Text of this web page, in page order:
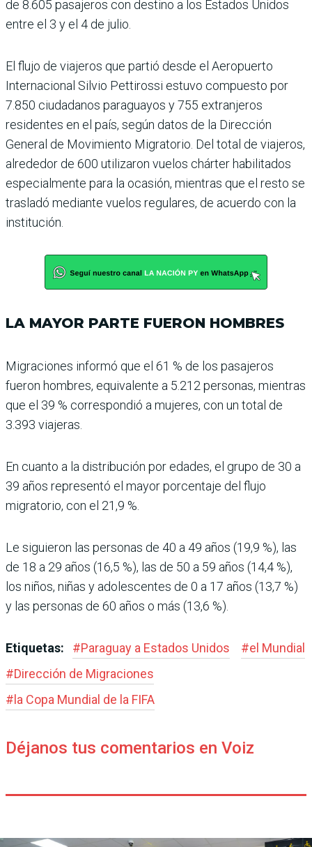
de 8.605 pasajeros con destino a los Estados Unidos
entre el 3 y el 4 de julio.
El flujo de viajeros que partió desde el Aeropuerto
Interna­cional Silvio Pettirossi estuvo compuesto por
7.850 ciudada­nos paraguayos y 755 extranje­ros
residentes en el país, según datos de la Dirección
General de Movimiento Migratorio. Del total de viajeros,
alrededor de 600 utilizaron vuelos chár­ter habilitados
especialmente para la ocasión, mientras que el resto se
trasladó mediante vuelos regulares, de acuerdo con la
institución.
LA MAYOR PARTE FUERON HOMBRES
Migraciones informó que el 61 % de los pasajeros
fueron hombres, equivalente a 5.212 personas, mientras
que el 39 % correspondió a mujeres, con un total de
3.393 viajeras.
En cuanto a la distribución por edades, el grupo de 30 a
39 años representó el mayor porcentaje del flujo
migrato­rio, con el 21,9 %.
Le siguieron las personas de 40 a 49 años (19,9 %), las
de 18 a 29 años (16,5 %), las de 50 a 59 años (14,4 %),
los niños, niñas y adolescentes de 0 a 17 años (13,7 %)
y las personas de 60 años o más (13,6 %).
Etiquetas: #Paraguay a Estados Unidos #el Mundial
#Dirección de Migraciones
#la Copa Mundial de la FIFA
Déjanos tus comentarios en Voiz